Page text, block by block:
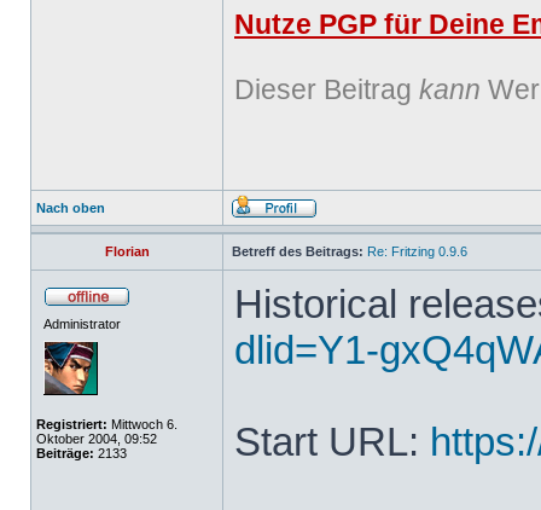
Nutze PGP für Deine
Dieser Beitrag kann
Nach oben
Florian Betreff des Beitrags: Re: Fritzing 0.9.6
Administrator
Registriert: Mittwoch 6.
Oktober 2004, 09:52
Beiträge: 2133
Historical
dlid=Y1-
Start URL: